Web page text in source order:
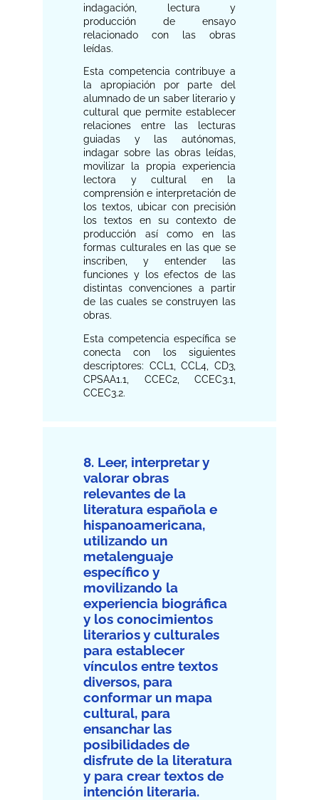
indagación, lectura y
producción de ensayo
relacionado con las obras
leídas.
Esta competencia contribuye a
la apropiación por parte del
alumnado de un saber literario y
cultural que permite establecer
relaciones entre las lecturas
guiadas y las autónomas,
indagar sobre las obras leídas,
movilizar la propia experiencia
lectora y cultural en la
comprensión e interpretación de
los textos, ubicar con precisión
los textos en su contexto de
producción así como en las
formas culturales en las que se
inscriben, y entender las
funciones y los efectos de las
distintas convenciones a partir
de las cuales se construyen las
obras.
Esta competencia específica se
conecta con los siguientes
descriptores: CCL1, CCL4, CD3,
CPSAA1.1, CCEC2, CCEC3.1,
CCEC3.2.
8. Leer, interpretar y
valorar obras
relevantes de la
literatura española e
hispanoamericana,
utilizando un
metalenguaje
específico y
movilizando la
experiencia biográfica
y los conocimientos
literarios y culturales
para establecer
vínculos entre textos
diversos, para
conformar un mapa
cultural, para
ensanchar las
posibilidades de
disfrute de la literatura
y para crear textos de
intención literaria.